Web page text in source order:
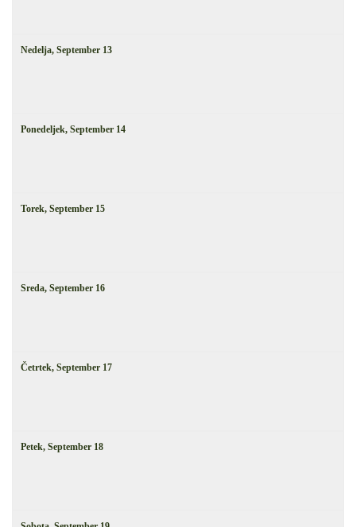
Nedelja, September 13
Ponedeljek, September 14
Torek, September 15
Sreda, September 16
Četrtek, September 17
Petek, September 18